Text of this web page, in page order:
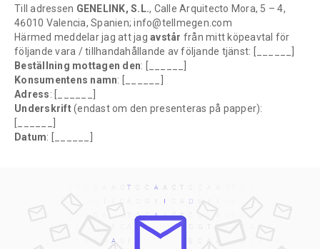
Till adressen GENELINK, S.L., Calle Arquitecto Mora, 5 – 4,
46010 Valencia, Spanien; info@tellmegen.com
Härmed meddelar jag att jag avstår från mitt köpeavtal för
följande vara / tillhandahållande av följande tjänst: [______]
Beställning mottagen den: [______]
Konsumentens namn: [______]
Adress: [______]
Underskrift(endast om den presenteras på papper):
Datum: [______]